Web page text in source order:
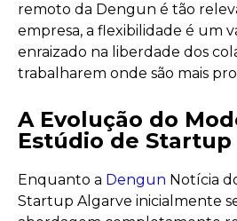
remoto da Dengun é tão
empresa, a flexibilidade é um
enraizado na liberdade dos
trabalharem onde são mais
A Evolução do
Estúdio de Startup
Enquanto a Dengun Notícia
Startup Algarve inicialmente